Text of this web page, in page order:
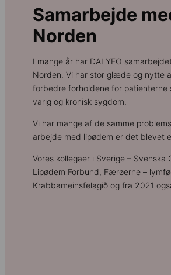
Samarbejde
Norden
I mange år har DALYFO
Norden. Vi har stor glæde og nytte
forbedre forholdene for
varig og kronisk sygdom.
Vi har mange af de samme
arbejde med lipødem er det blevet
Vores kollegaer i Sverige –
Lipødem Forbund, Færøerne –
Krabbameinsfelagið og fra 2021